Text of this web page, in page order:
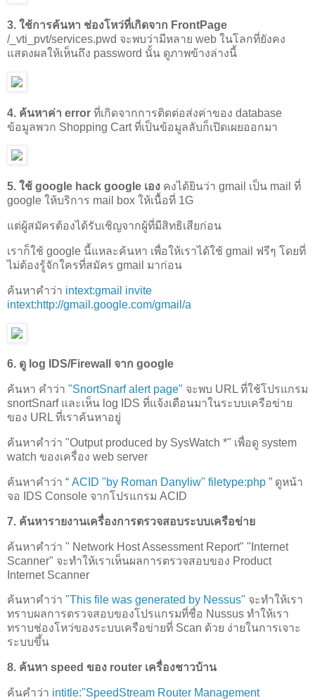
3. ใช้การค้นหา ช่องโหว่ที่เกิดจาก FrontPage
/_vti_pvt/services.pwd จะพบว่ามีหลาย web ในโลกที่ยังคง
แสดงผลให้เห็นถึง password นั้น ดูภาพข้างล่างนี้
4. ค้นหาค่า error ที่เกิดจากการติดต่อส่งค่าของ database
ข้อมูลพวก Shopping Cart ที่เป็นข้อมูลลับก็เปิดเผยออกมา
5. ใช้ google hack google เอง คงได้ยินว่า gmail เป็น mail ที่
google ให้บริการ mail box ให้เนื้อที่ 1G
แต่ผู้สมัครต้องได้รับเชิญจากผู้ที่มีสิทธิเสียก่อน
เราก็ใช้ google นี้แหละค้นหา เพื่อให้เราได้ใช้ gmail ฟรีๆ โดยที่
ไม่ต้องรู้จักใครที่สมัคร gmail มาก่อน
ค้นหาคำว่า intext:gmail invite
intext:http://gmail.google.com/gmail/a
6. ดู log IDS/Firewall จาก google
ค้นหา คำว่า "SnortSnarf alert page" จะพบ URL ที่ใช้โปรแกรม
snortSnarf และเห็น log IDS ที่แจ้งเตือนมาในระบบเครือข่าย
ของ URL ที่เราค้นหาอยู่
ค้นหาคำว่า "Output produced by SysWatch *" เพื่อดู system
watch ของเครื่อง web server
ค้นหาคำว่า “ ACID "by Roman Danyliw" filetype:php ” ดูหน้า
จอ IDS Console จากโปรแกรม ACID
7. ค้นหารายงานเครื่องการตรวจสอบระบบเครือข่าย
ค้นหาคำว่า " Network Host Assessment Report" "Internet
Scanner" จะทำให้เราเห็นผลการตรวจสอบของ Product
Internet Scanner
ค้นหาคำว่า "This file was generated by Nessus" จะทำให้เรา
ทราบผลการตรวจสอบของโปรแกรมที่ชื่อ Nussus ทำให้เรา
ทราบช่องโหว่ของระบบเครือข่ายที่ Scan ด้วย ง่ายในการเจาะ
ระบบขึ้น
8. ค้นหา speed ของ router เครื่องชาวบ้าน
ค้นคำว่า intitle:"SpeedStream Router Management